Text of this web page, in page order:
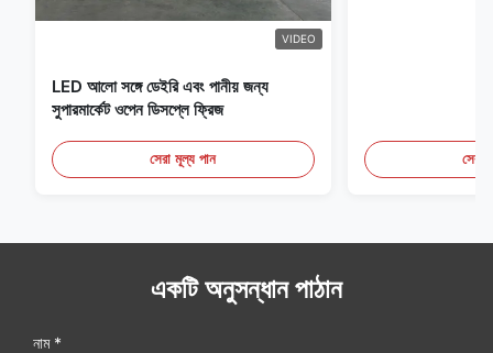
VIDEO
LED আলো সঙ্গে ডেইরি এবং পানীয় জন্য
সুপারমার্কেট ওপেন ডিসপ্লে ফ্রিজ
সেরা মূল্য পান সেরা
একটি অনুসন্ধান পাঠান
নাম *